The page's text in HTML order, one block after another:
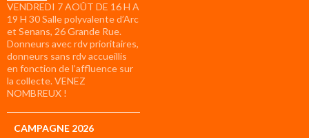
VENDREDI 7 AOÛT DE 16 H A
19 H 30 Salle polyvalente d’Arc
et Senans, 26 Grande Rue.
Donneurs avec rdv prioritaires,
donneurs sans rdv accueillis
en fonction de l’affluence sur
la collecte. VENEZ
NOMBREUX !
CAMPAGNE 2026